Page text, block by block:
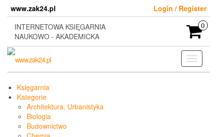
content
www.zak24.pl
Login / Register
INTERNETOWA KSIĘGARNIA
NAUKOWO - AKADEMICKA
0
Toggle
Księgarnia
Kategorie
Architektura, Urbanistyka
Biologia
Budownictwo